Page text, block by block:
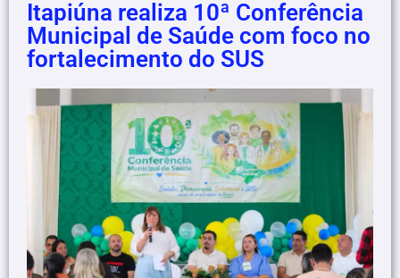
Itapiúna realiza 10ª Conferência
Municipal de Saúde com foco no
fortalecimento do SUS